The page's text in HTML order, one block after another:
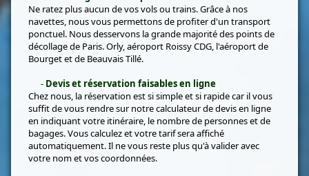
Ne ratez plus aucun de vos vols ou trains. Grâce à nos
navettes, nous vous permettons de profiter d'un transport
ponctuel. Nous desservons la grande majorité des points de
décollage de Paris. Orly, aéroport Roissy CDG, l'aéroport de
Bourget et de Beauvais Tillé.
- Devis et réservation faisables en ligne
Chez nous, la réservation est si simple et si rapide car il vous
suffit de vous rendre sur notre calculateur de devis en ligne
en indiquant votre itinéraire, le nombre de personnes et de
bagages. Vous calculez et votre tarif sera affiché
automatiquement. Il ne vous reste plus qu'à valider avec
votre nom et vos coordonnées.